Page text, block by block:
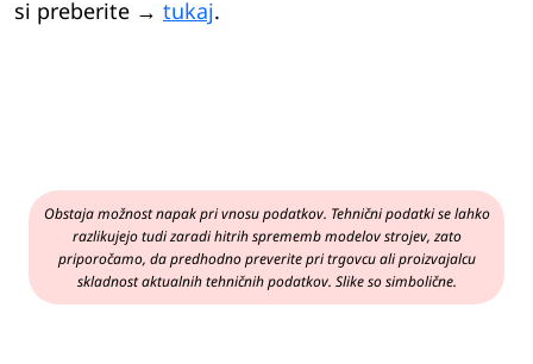
si preberite → tukaj.
Obstaja možnost napak pri vnosu podatkov. Tehnični podatki se lahko
razlikujejo tudi zaradi hitrih sprememb modelov strojev, zato
priporočamo, da predhodno preverite pri trgovcu ali proizvajalcu
skladnost aktualnih tehničnih podatkov. Slike so simbolične.